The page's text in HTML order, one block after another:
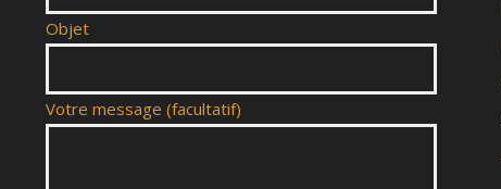
Objet
Votre message (facultatif)